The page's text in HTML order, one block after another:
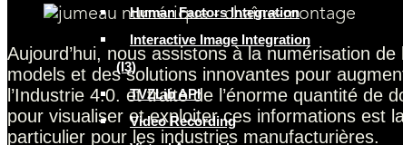
Human Factors Integration
Interactive Image Integration
(I3)
TVZLib API
Video Recording
Aujourd’hui, nous assistons à la numérisation
models et des solutions innovantes pour
l’Industrie 4.0. et traite de l’énorme quantité de
pour visualiser et exploiter ces informations est
particulier pour les industries manufacturières.